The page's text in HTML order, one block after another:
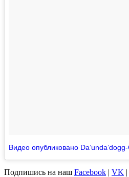
Подпишись на наш Facebook | VK |